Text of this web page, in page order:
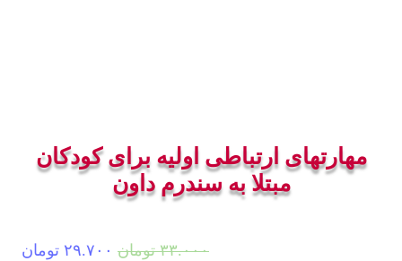
مهارتهای ارتباطی اولیه برای کودکان
مبتلا به سندرم داون
۳۳.۰۰۰ تومان قیمت
۲۹.۷۰۰ تومان